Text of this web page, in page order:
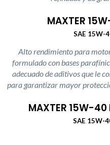
MAXTER
SAE 15W-
Alto rendimiento para
formulado con bases
adecuado de aditivos que le
para garantizar mayor
MAXTER 15W-
SAE 15W-